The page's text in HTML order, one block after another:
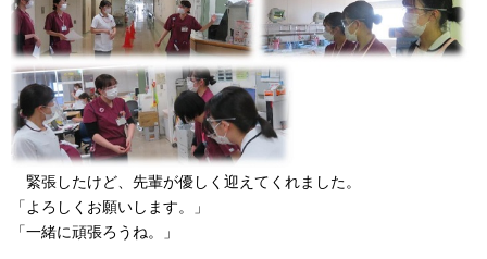
緊張したけど、先輩が優しく迎えてくれました。
「よろしくお願いします。」
「一緒に頑張ろうね。」